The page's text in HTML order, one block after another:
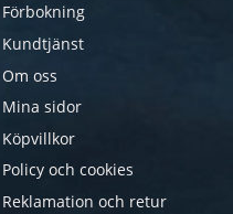
Förbokning
Kundtjänst
Om oss
Mina sidor
Köpvillkor
Policy och cookies
Reklamation och retur